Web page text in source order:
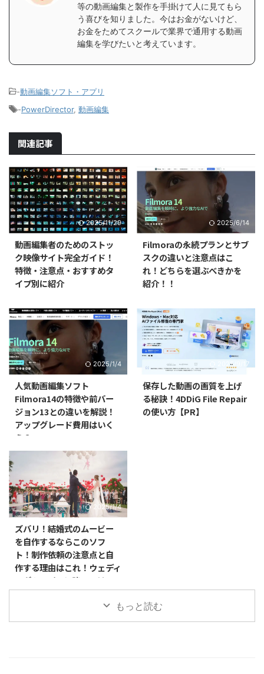
等の動画編集と製作を手掛けて人に見てもら
う喜びを知りました。今はお金がないけど、
お金をためてスクールで業界で通用する動画
編集を学びたいと考えています。
-動画編集ソフト・アプリ
-PowerDirector, 動画編集
関連記事
2025/11/29
動画編集者のためのストッ
ク映像サイト完全ガイド！
特徴・注意点・おすすめタ
イプ別に紹介
2025/6/14
Filmoraの永続プランとサブ
スクの違いと注意点はこ
れ！どちらを選ぶべきかを
紹介！！
2025/1/4
人気動画編集ソフト
Filmora14の特徴や前バー
ジョン13との違いを解説！
アップグレード費用はいく
ら？
2025/9/17
保存した動画の画質を上げ
る秘訣！4DDiG File Repair
の使い方【PR】
2025/1/4
ズバリ！結婚式のムービー
を自作するならこのソフ
ト！制作依頼の注意点と自
作する理由はこれ！ウェディ
ングムービーに強いのは
Filmora！！
もっと読む